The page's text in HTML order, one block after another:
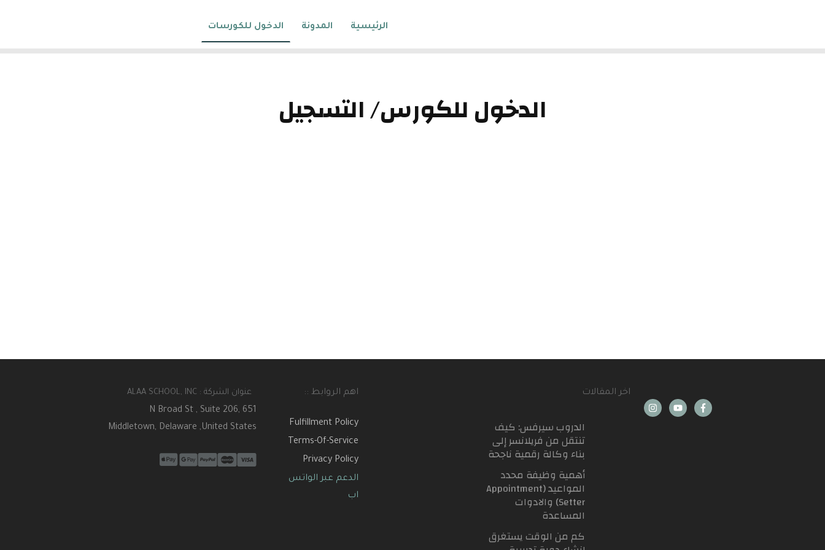
الرئيسية المدونة الدخول للكورسات
الدخول للكورس/ التسجيل
اخر المقالات
الدروب سيرفس: كيف
تنتقل من فريلانسر إلى
بناء وكالة رقمية ناجحة
أهمية وظيفة محدد
المواعيد (Appointment
Setter) والادوات
المساعدة
كم من الوقت يستغرق
اهم الروابط ::
Fulfillment Policy
Terms-Of-Service
Privacy Policy
الدعم عبر الواتس
اب
عنوان الشركة : ALAA SCHOOL, INC
651 N Broad St , Suite 206,
Middletown, Delaware ,United States